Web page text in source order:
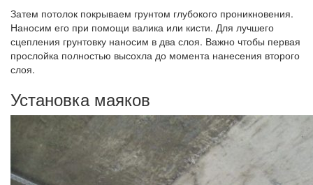
Затем потолок покрываем грунтом глубокого проникновения.
Наносим его при помощи валика или кисти. Для лучшего
сцепления грунтовку наносим в два слоя. Важно чтобы первая
прослойка полностью высохла до момента нанесения второго
слоя.
Установка маяков